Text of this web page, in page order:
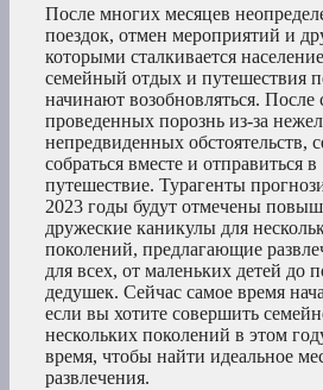
После многих месяцев
поездок, отмен мероприятий и
которыми сталкивается
семейный отдых и путешествия
начинают возобновляться. После
проведенных порознь из-за
непредвиденных обстоятельств,
собраться вместе и отправиться в
путешествие. Турагенты
2023 годы будут отмечены
дружеские каникулы для
поколений, предлагающие
для всех, от маленьких детей до
дедушек. Сейчас самое время
если вы хотите совершить
нескольких поколений в этом
время, чтобы найти идеальное
развлечения.